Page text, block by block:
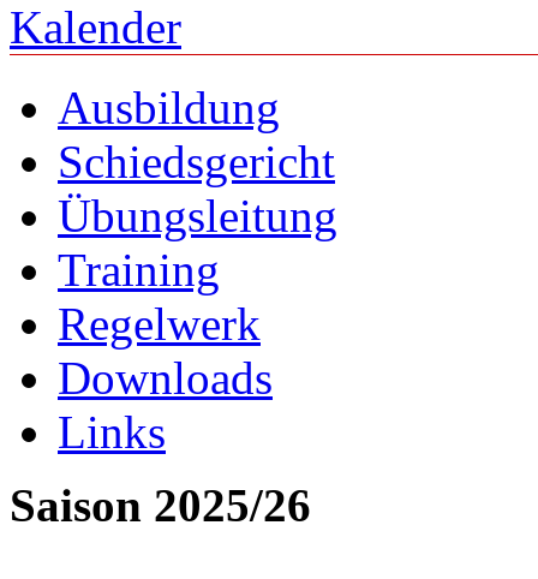
Kalender
Ausbildung
Schiedsgericht
Übungsleitung
Training
Regelwerk
Downloads
Links
Saison 2025/26